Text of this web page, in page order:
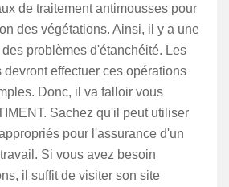
de traitement antimousses pour
des végétations. Ainsi, il y a une
problèmes d'étanchéité. Les
devront effectuer ces opérations
Donc, il va falloir vous
Sachez qu'il peut utiliser
pour l'assurance d'un
Si vous avez besoin
il suffit de visiter son site